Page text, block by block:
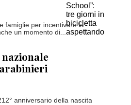
famiglie per incentivare la
un momento di...
anniversario della nascita